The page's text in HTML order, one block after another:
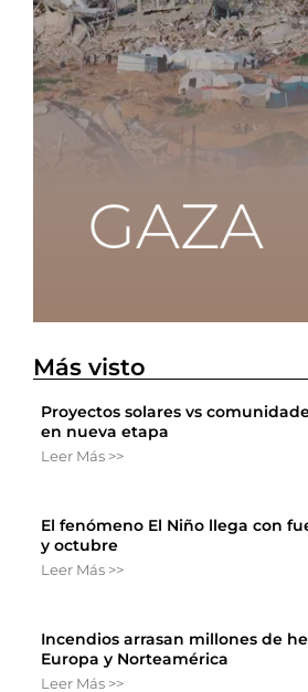
Más visto
Proyectos solares vs
en nueva etapa
Leer Más >>
El fenómeno El Niño llega con
y octubre
Leer Más >>
Incendios arrasan millones de
Europa y Norteamérica
Leer Más >>